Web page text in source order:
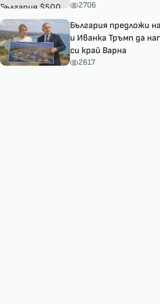
2706
България предложи
и Иванка Тръмп да
си край Варна
2617